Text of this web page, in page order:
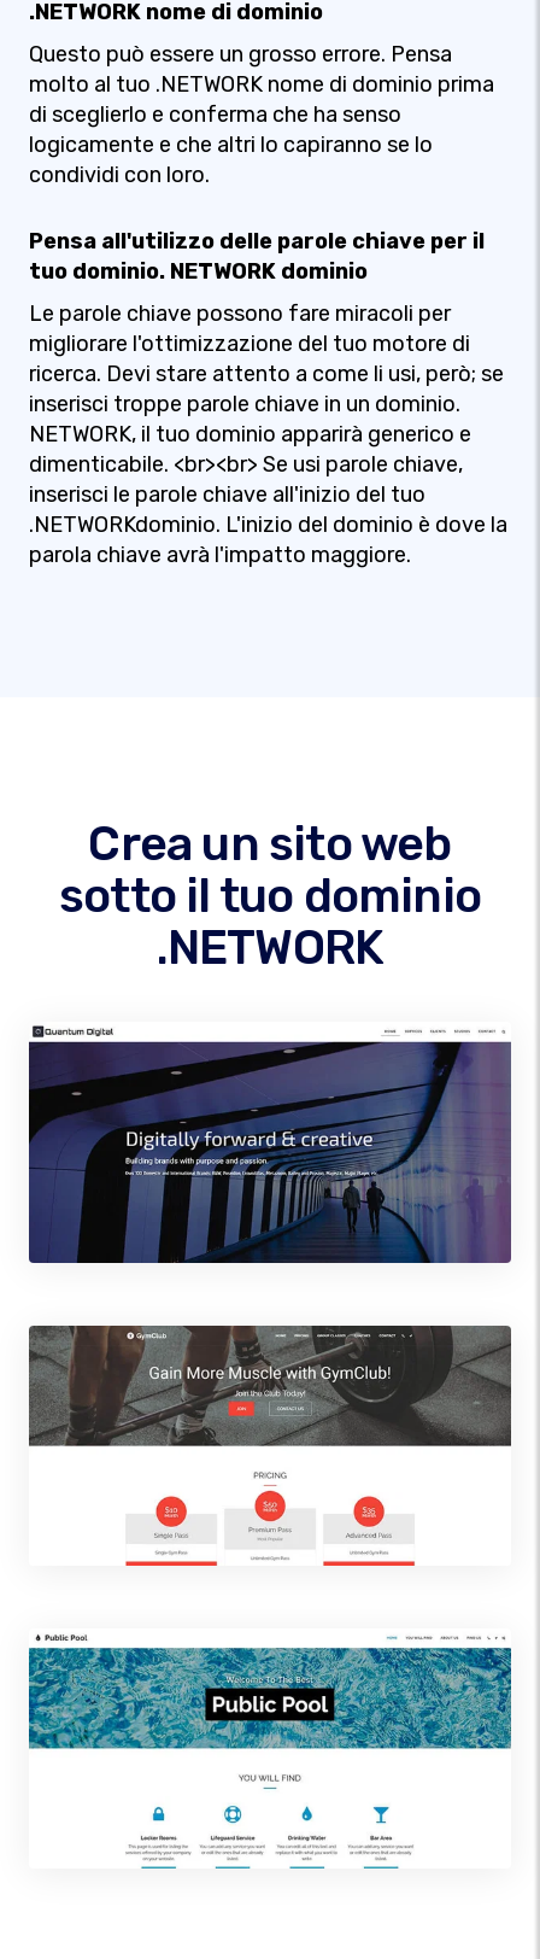
.NETWORK nome di dominio
Questo può essere un grosso errore. Pensa
molto al tuo .NETWORK nome di dominio prima
di sceglierlo e conferma che ha senso
logicamente e che altri lo capiranno se lo
condividi con loro.
Pensa all'utilizzo delle parole chiave per il
tuo dominio. NETWORK dominio
Le parole chiave possono fare miracoli per
migliorare l'ottimizzazione del tuo motore di
ricerca. Devi stare attento a come li usi, però; se
inserisci troppe parole chiave in un dominio.
NETWORK, il tuo dominio apparirà generico e
dimenticabile. <br><br> Se usi parole chiave,
inserisci le parole chiave all'inizio del tuo
.NETWORKdominio. L'inizio del dominio è dove la
parola chiave avrà l'impatto maggiore.
Crea un sito web
sotto il tuo dominio
.NETWORK